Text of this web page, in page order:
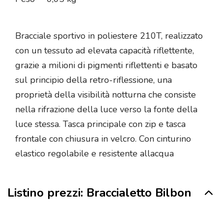
Bracciale sportivo in poliestere 210T, realizzato
con un tessuto ad elevata capacità riflettente,
grazie a milioni di pigmenti riflettenti e basato
sul principio della retro-riflessione, una
proprietà della visibilità notturna che consiste
nella rifrazione della luce verso la fonte della
luce stessa. Tasca principale con zip e tasca
frontale con chiusura in velcro. Con cinturino
elastico regolabile e resistente allacqua
Listino prezzi: Braccialetto Bilbon